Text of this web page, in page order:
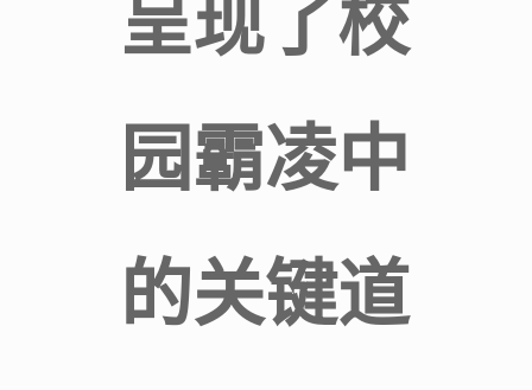
呈现了校
园霸凌中
的关键道